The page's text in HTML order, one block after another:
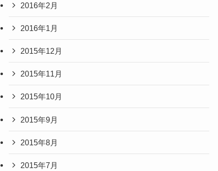
2016年2月
2016年1月
2015年12月
2015年11月
2015年10月
2015年9月
2015年8月
2015年7月